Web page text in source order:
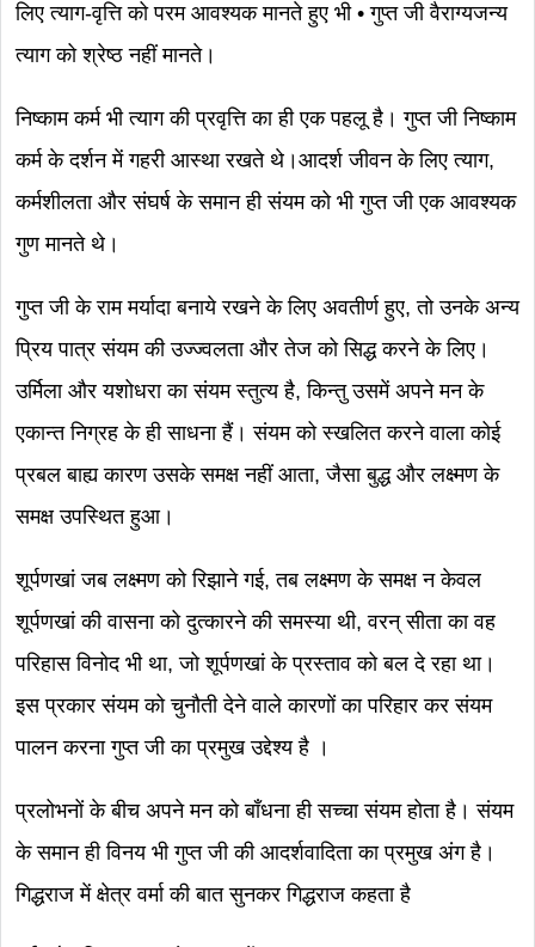
लिए त्याग-वृत्ति को परम आवश्यक मानते हुए भी • गुप्त जी वैराग्यजन्य
त्याग को श्रेष्ठ नहीं मानते।
निष्काम कर्म भी त्याग की प्रवृत्ति का ही एक पहलू है। गुप्त जी निष्काम
कर्म के दर्शन में गहरी आस्था रखते थे।आदर्श जीवन के लिए त्याग,
कर्मशीलता और संघर्ष के समान ही संयम को भी गुप्त जी एक आवश्यक
गुण मानते थे।
गुप्त जी के राम मर्यादा बनाये रखने के लिए अवतीर्ण हुए, तो उनके अन्य
प्रिय पात्र संयम की उज्ज्वलता और तेज को सिद्ध करने के लिए।
उर्मिला और यशोधरा का संयम स्तुत्य है, किन्तु उसमें अपने मन के
एकान्त निग्रह के ही साधना हैं। संयम को स्खलित करने वाला कोई
प्रबल बाह्य कारण उसके समक्ष नहीं आता, जैसा बुद्ध और लक्ष्मण के
समक्ष उपस्थित हुआ।
शूर्पणखां जब लक्ष्मण को रिझाने गई, तब लक्ष्मण के समक्ष न केवल
शूर्पणखां की वासना को दुत्कारने की समस्या थी, वरन् सीता का वह
परिहास विनोद भी था, जो शूर्पणखां के प्रस्ताव को बल दे रहा था।
इस प्रकार संयम को चुनौती देने वाले कारणों का परिहार कर संयम
पालन करना गुप्त जी का प्रमुख उद्देश्य है ।
प्रलोभनों के बीच अपने मन को बाँधना ही सच्चा संयम होता है। संयम
के समान ही विनय भी गुप्त जी की आदर्शवादिता का प्रमुख अंग है।
गिद्धराज में क्षेत्र वर्मा की बात सुनकर गिद्धराज कहता है